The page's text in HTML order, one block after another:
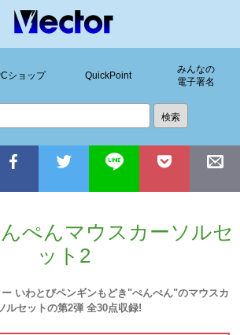
ショップ QuickPoint
みんなの
電子署名
ぺんマウスカーソルセ
ット2
いわとびペンギンもどき"ぺんぺん"のマウスカ
ルセットの第2弾 全30点収録!